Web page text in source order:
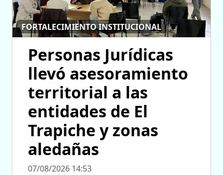
FORTALECIMIENTO INSTITUCIONAL
Personas Jurídicas
llevó asesoramiento
territorial a las
entidades de El
Trapiche y zonas
aledañas
07/08/2026 14:53